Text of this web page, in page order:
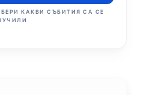
КАКВИ СЪБИТИЯ СА СЕ